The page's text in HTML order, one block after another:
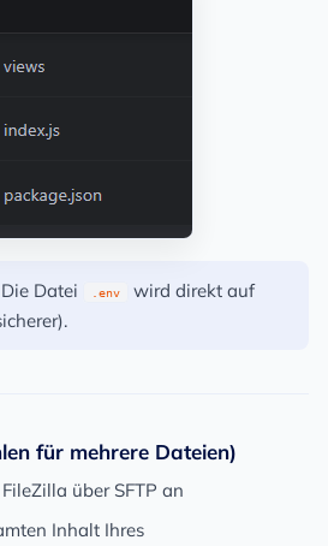
Die Datei .env
wird direkt auf
für mehrere Dateien)
über SFTP an
Inhalt Ihres